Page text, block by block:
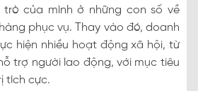
trò của mình ở những con số về
phục vụ. Thay vào đó, doanh
hiện nhiều hoạt động xã hội, từ
trợ người lao động, với mục tiêu
tích cực.